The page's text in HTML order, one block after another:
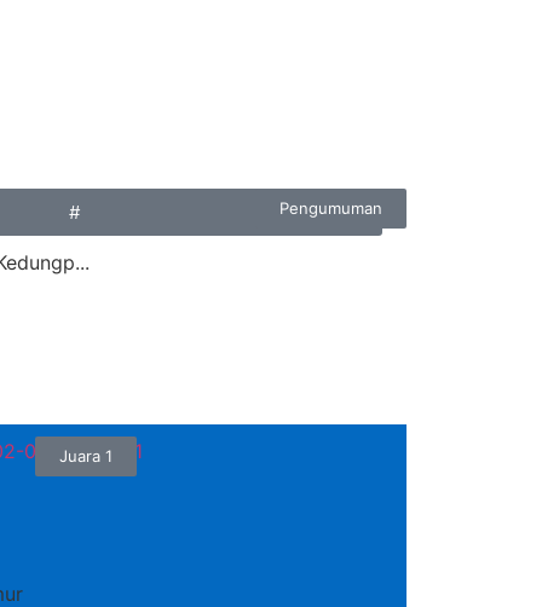
Pengumuman
#
Juara 1